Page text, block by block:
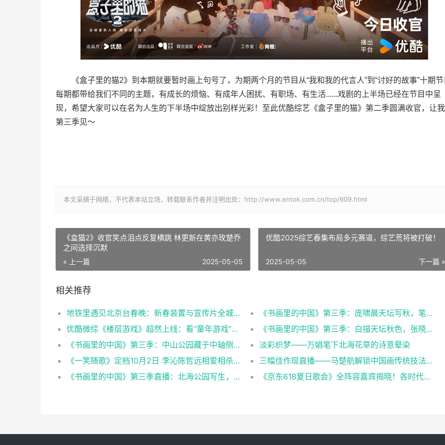
《盒子里的猫2》到本期就要暂时画上句号了，为期两个月的节目从“我和我的代言人”到“讨好的故事”十期
每期都带给我们不同的主题，有成长的烦恼、有成年人困扰、有职场、有生活......戏剧的上半场已经在节目中呈
现，希望大家可以在名为人生的下半场中绽放出别样光彩！至此优酷综艺《盒子里的猫》第二季圆满收官，让
第三季见～
本文采摘于网络，不代表本站立场，转载联系作者并注明出处：http://www.entok.com.cn/top/609.html
《盒猫2》收官笑点泪点反复横跳 林更新在黄亦玫楚乔
之间选择沉默
« 上一篇 2025-05-05
优酷2025综艺春集布局多元赛道，综艺荒将被打破！
下一篇 »
2025-05-05
相关推荐
地铁里遇见北京台春晚：新春装置与宣传片全城上线
《书画里的中国》第三季：庞啸晨天坛写秋，笔墨绘就千年韵
优酷微综《楼层游戏》超然上线：看“童年游戏”爆改“成人局”！
《书画里的中国》第三季：白描天坛秋色，张晓瑜笔端花卉寄清秋
《书画里的中国》第三季：中山公园藏于中轴侧的古园景致，借景故宫诉春秋
淡彩织梦——万娟笔下北海花草的诗意晕染​
《一笑随歌》定档10月2日 李沁陈哲远相爱相杀上演“双强”博弈
三幅佳作现直播——马楚航解锁中国画传统技法与现场创作
《书画里的中国》第三季直播：北海公园写生，三幅画作定格园居意趣
《京东618夏日歌会》全阵容嘉宾揭晓！各时代的记忆来袭